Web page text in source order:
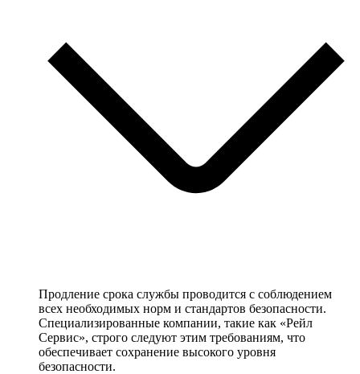
Продление срока службы проводится с соблюдением
всех необходимых норм и стандартов безопасности.
Специализированные компании, такие как «Рейл
Сервис», строго следуют этим требованиям, что
обеспечивает сохранение высокого уровня
безопасности.